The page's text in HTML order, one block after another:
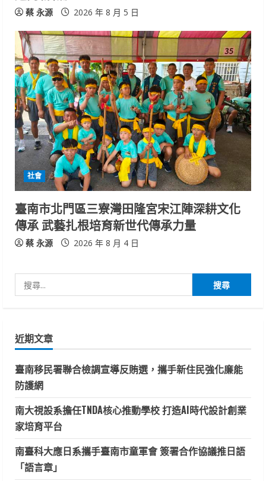
蔡 永源 2026 年 8 月 5 日
社會
臺南市北門區三寮灣田隆宮宋江陣深耕文化
傳承 武藝扎根培育新世代傳承力量
蔡 永源 2026 年 8 月 4 日
尋
字:
近期文章
臺南移民署聯合檢調宣導反賄選，攜手新住民強化廉能
防護網
南大視設系擔任TNDA核心推動學校 打造AI時代設計創業
家培育平台
南臺科大應日系攜手臺南市童軍會 簽署合作協議推日語
「語言章」